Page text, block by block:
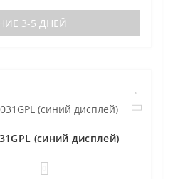
3-5 ДНЕЙ
(синий дисплей)